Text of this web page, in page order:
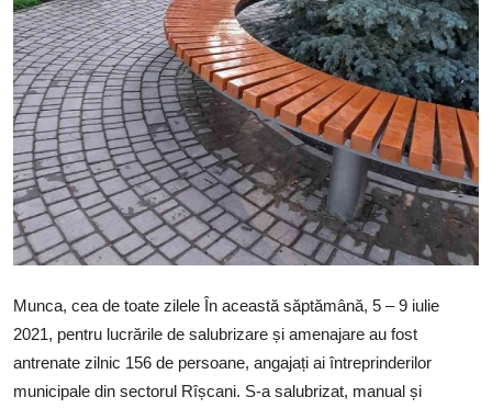
Munca, cea de toate zilele În această săptămână, 5 – 9 iulie
2021, pentru lucrările de salubrizare și amenajare au fost
antrenate zilnic 156 de persoane, angajați ai întreprinderilor
municipale din sectorul Rîșcani. S-a salubrizat, manual și